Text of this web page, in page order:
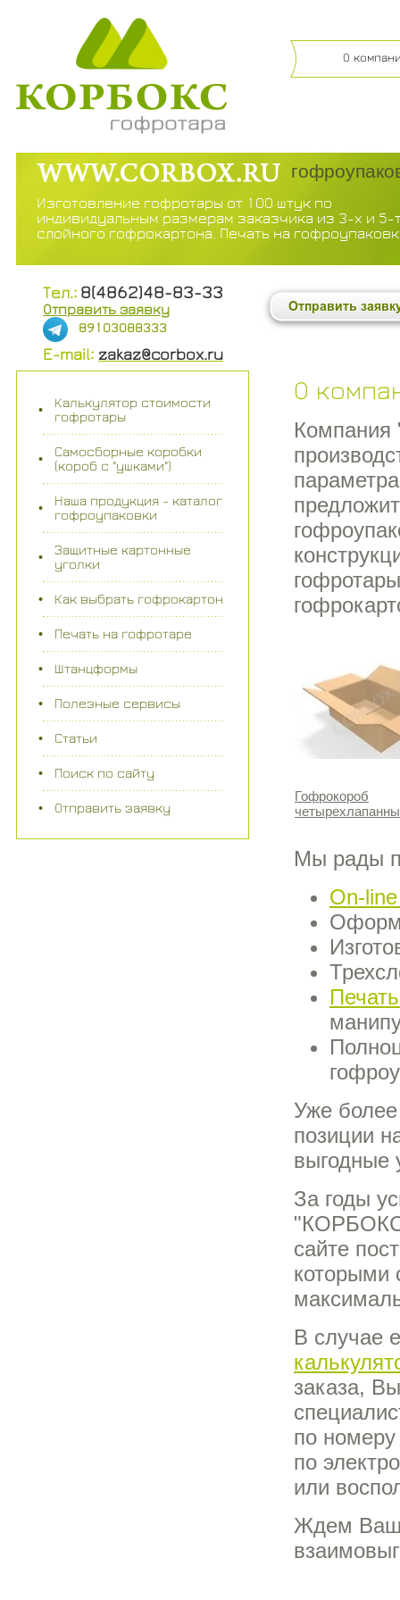
О
Тел.: 8(4862)48-83-33
Отправить заявку
89103088333
E-mail: zakaz@corbox.ru
Изготовление гофротары от 100 штук по
индивидуальным размерам заказчика из 3-х и 5-
слойного гофрокартона. Печать на
Калькулятор стоимости
гофротары
Самосборные коробки
(короб с "ушками")
Наша продукция - каталог
гофроупаковки
Защитные картонные
уголки
Как выбрать гофрокартон
Печать на гофротаре
Штанцформы
Полезные сервисы
Статьи
Поиск по сайту
Отправить заявку
О
Компания
Гофрокороб
Мы рады
On-
Уже
позиции
выгодные
За годы
сайте
которыми
В случае
заказа,
по
по
или
Ждем